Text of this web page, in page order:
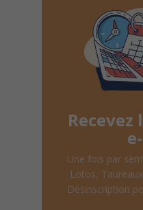
Une fois par
Lotos,
Désinscription